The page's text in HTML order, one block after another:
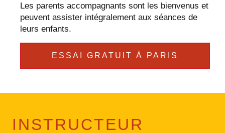
Les parents accompagnants sont les bienvenus et
peuvent assister intégralement aux séances de
leurs enfants.
ESSAI GRATUIT À PARIS
INSTRUCTEUR